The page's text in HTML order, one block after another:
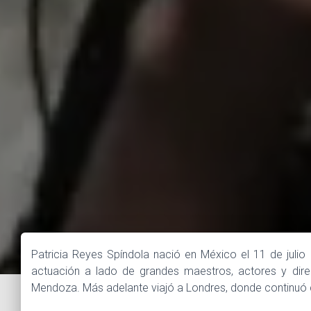
Patricia Reyes Spíndola nació en México el 11 de
actuación a lado de grandes maestros, actores y
Mendoza. Más adelante viajó a Londres, donde